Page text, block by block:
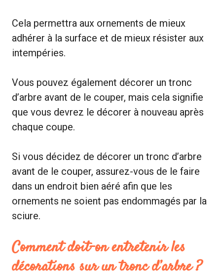
Cela permettra aux ornements de mieux
adhérer à la surface et de mieux résister aux
intempéries.
Vous pouvez également décorer un tronc
d’arbre avant de le couper, mais cela signifie
que vous devrez le décorer à nouveau après
chaque coupe.
Si vous décidez de décorer un tronc d’arbre
avant de le couper, assurez-vous de le faire
dans un endroit bien aéré afin que les
ornements ne soient pas endommagés par la
sciure.
Comment doit-on entretenir les
décorations sur un tronc d’arbre ?